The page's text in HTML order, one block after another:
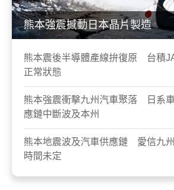
熊本強震撼動日本晶片製造
熊本震後半導體產線拚復原 台積
正常狀態
熊本強震衝擊九州汽車聚落 日系
應鏈中斷波及本州
熊本地震波及汽車供應鏈 愛信九
時間未定